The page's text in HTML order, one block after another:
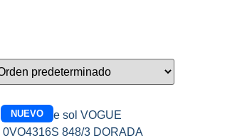
NUEVO